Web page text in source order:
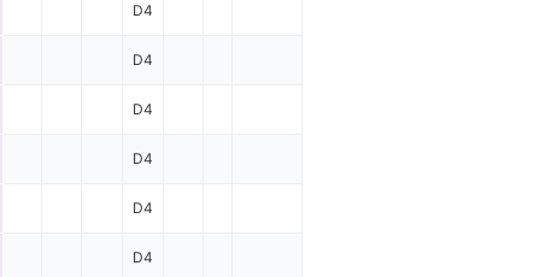
D4
D4
D4
D4
D4
D4